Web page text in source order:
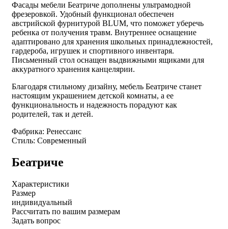
Фасады мебели Беатриче дополнены ультрамодной
фрезеровкой. Удобный функционал обеспечен
австрийской фурнитурой BLUM, что поможет уберечь
ребенка от получения травм. Внутреннее оснащение
адаптировано для хранения школьных принадлежностей,
гардероба, игрушек и спортивного инвентаря.
Письменный стол оснащен выдвижными ящиками для
аккуратного хранения канцелярии.
Благодаря стильному дизайну, мебель Беатриче станет
настоящим украшением детской комнаты, а ее
функциональность и надежность порадуют как
родителей, так и детей.
Фабрика: Ренессанс
Стиль: Современный
Беатриче
Характеристики
Размер
индивидуальный
Рассчитать по вашим размерам
Задать вопрос